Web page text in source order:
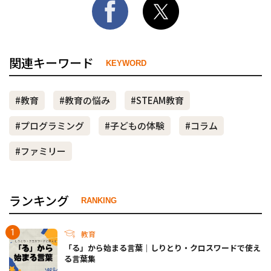
関連キーワード KEYWORD
#教育 #教育の悩み
#STEAM教育
#プログラミング
#子どもの体験
#コラム
#ファミリー
ランキング RANKING
教育
「る」から始まる言葉｜しりとり・クロスワードで使え
る言葉集